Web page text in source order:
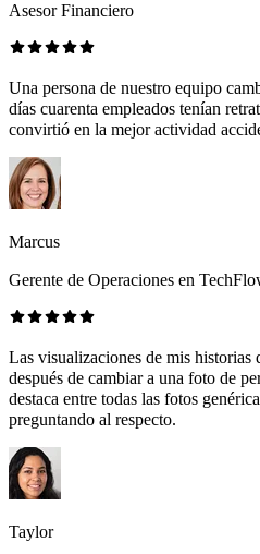
Asesor Financiero
Una persona de nuestro equipo
días cuarenta empleados tenían
convirtió en la mejor actividad
Marcus
Gerente de Operaciones en
Las visualizaciones de mis historias
después de cambiar a una foto de
destaca entre todas las fotos
preguntando al respecto.
Taylor